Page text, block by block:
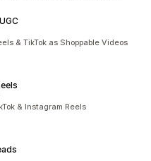
& TikTok as Shoppable Videos
& Instagram Reels